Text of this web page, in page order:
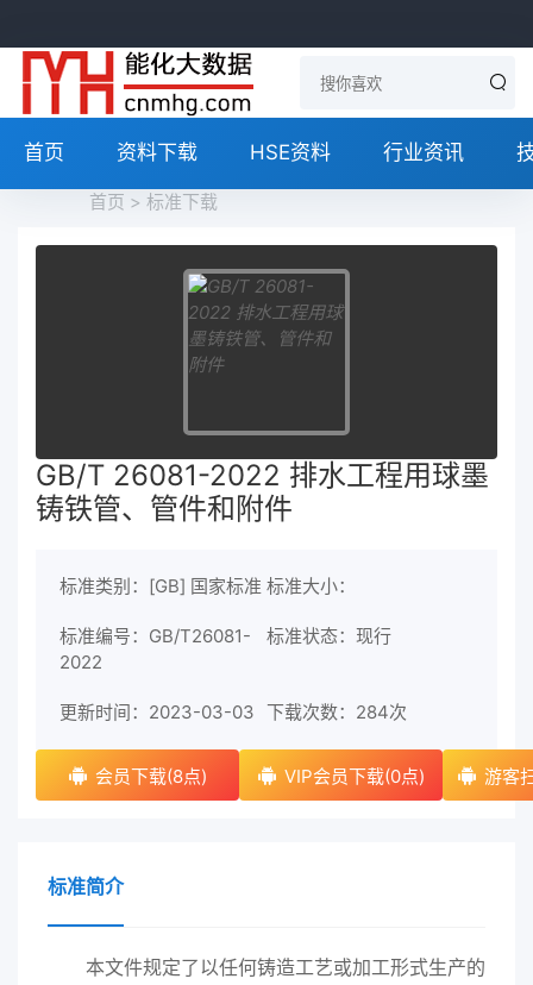
首页 资料下载 HSE资料 行业资讯
首页 > 标准下载
GB/T 26081-2022 排水工程用球墨
铸铁管、管件和附件
标准类别：[GB] 国家标准 标准大小：
标准编号：GB/T26081-
2022
标准状态：现行
更新时间：2023-03-03 下载次数： 284次
会员下载(8点) VIP会员下载(0点) 游客
标准简介
本文件规定了以任何铸造工艺或加工形式生产的